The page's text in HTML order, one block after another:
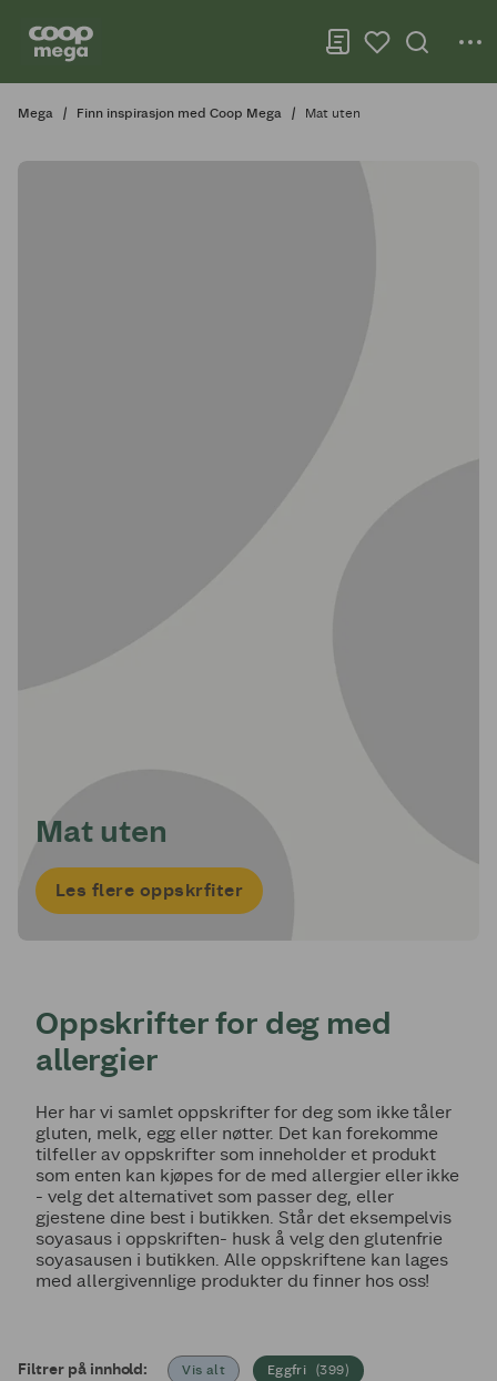
Mega Finn inspirasjon med Coop Mega Mat uten
Mat uten
Les flere oppskrfiter
Oppskrifter for deg med
allergier
Her har vi samlet oppskrifter for deg som ikke tåler
gluten, melk, egg eller nøtter. Det kan forekomme
tilfeller av oppskrifter som inneholder et produkt
som enten kan kjøpes for de med allergier eller ikke
- velg det alternativet som passer deg, eller
gjestene dine best i butikken. Står det eksempelvis
soyasaus i oppskriften- husk å velg den glutenfrie
soyasausen i butikken. Alle oppskriftene kan lages
med allergivennlige produkter du finner hos oss!
Filtrer på innhold: Vis alt Eggfri (399)